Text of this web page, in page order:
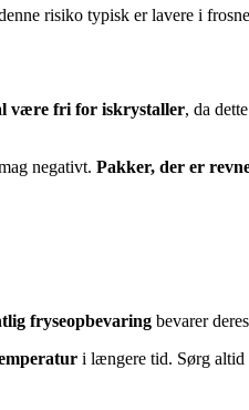
risiko typisk er lavere i
være fri for iskrystaller, da
negativt. Pakker, der er
fryseopbevaring bevarer
i længere tid. Sørg